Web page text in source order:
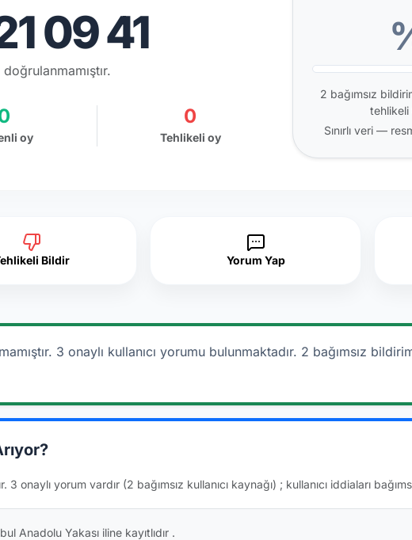
09 41
oy
0
Tehlikeli oy
2 bağımsız
tehlikeli
Sınırlı veri —
Bildir Yorum Yap
3 onaylı kullanıcı yorumu bulunmaktadır. 2 bağımsız
3 onaylı yorum vardır (2 bağımsız kullanıcı kaynağı) ; kullanıcı iddiaları
Anadolu Yakası iline kayıtlıdır .